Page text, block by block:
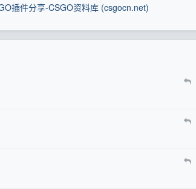
插件分享-CSGO资料库 (csgocn.net)